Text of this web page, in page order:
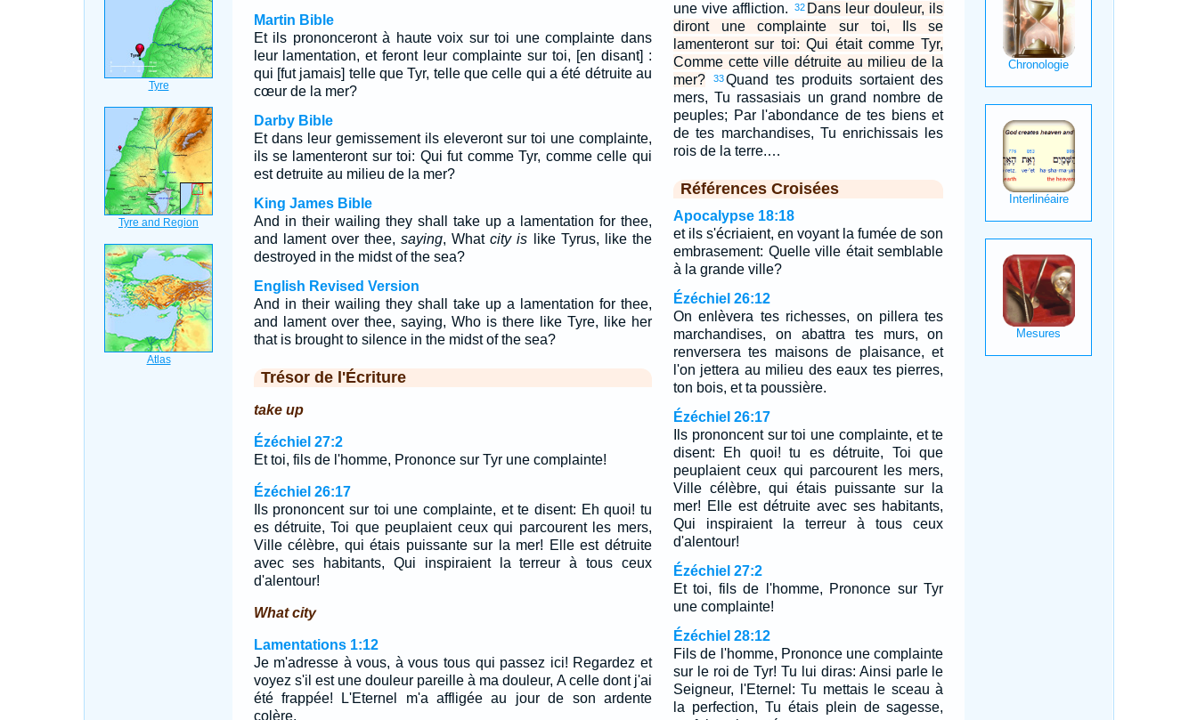
Martin Bible
Et ils prononceront à haute voix sur toi une complainte dans
leur lamentation, et feront leur complainte sur toi, [en disant] :
qui [fut jamais] telle que Tyr, telle que celle qui a été détruite au
cœur de la mer?
Darby Bible
Et dans leur gemissement ils eleveront sur toi une complainte,
ils se lamenteront sur toi: Qui fut comme Tyr, comme celle qui
est detruite au milieu de la mer?
King James Bible
And in their wailing they shall take up a lamentation for thee,
and lament over thee,saying, Whatcity is like Tyrus, like the
destroyed in the midst of the sea?
English Revised Version
And in their wailing they shall take up a lamentation for thee,
and lament over thee, saying, Who is there like Tyre, like her
that is brought to silence in the midst of the sea?
Trésor de l'Écriture
take up
Ézéchiel 27:2
Et toi, fils de l'homme, Prononce sur Tyr une complainte!
Ézéchiel 26:17
Ils prononcent sur toi une complainte, et te disent: Eh quoi! tu
es détruite, Toi que peuplaient ceux qui parcourent les mers,
Ville célèbre, qui étais puissante sur la mer! Elle est détruite
avec ses habitants, Qui inspiraient la terreur à tous ceux
d'alentour!
What city
Lamentations 1:12
Je m'adresse à vous, à vous tous qui passez ici! Regardez et
voyez s'il est une douleur pareille à ma douleur, A celle dont j'ai
été frappée! L'Eternel m'a affligée au jour de son ardente
colère.
une vive affliction.
32 Dans leur douleur, ils
diront une complainte sur toi, Ils se
lamenteront sur toi: Qui était comme Tyr,
Comme cette ville détruite au milieu de la
mer?
33Quand tes produits sortaient des
mers, Tu rassasiais un grand nombre de
peuples; Par l'abondance de tes biens et
de tes marchandises, Tu enrichissais les
rois de la terre.…
Références Croisées
Apocalypse 18:18
et ils s'écriaient, en voyant la fumée de son
embrasement: Quelle ville était semblable
à la grande ville?
Ézéchiel 26:12
On enlèvera tes richesses, on pillera tes
marchandises, on abattra tes murs, on
renversera tes maisons de plaisance, et
l'on jettera au milieu des eaux tes pierres,
ton bois, et ta poussière.
Ézéchiel 26:17
Ils prononcent sur toi une complainte, et te
disent: Eh quoi! tu es détruite, Toi que
peuplaient ceux qui parcourent les mers,
Ville célèbre, qui étais puissante sur la
mer! Elle est détruite avec ses habitants,
Qui inspiraient la terreur à tous ceux
d'alentour!
Ézéchiel 27:2
Et toi, fils de l'homme, Prononce sur Tyr
une complainte!
Ézéchiel 28:12
Fils de l'homme, Prononce une complainte
sur le roi de Tyr! Tu lui diras: Ainsi parle le
Seigneur, l'Eternel: Tu mettais le sceau à
la perfection, Tu étais plein de sagesse,